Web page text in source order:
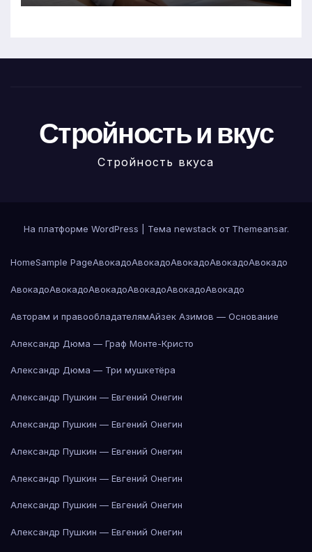
Стройность и вкус
Стройность вкуса
На платформе WordPress Тема newstack от Themeansar.
HomeSample PageАвокадоАвокадоАвокадоАвокадоАвокадо
АвокадоАвокадоАвокадоАвокадоАвокадоАвокадо
Авторам и правообладателямАйзек Азимов — Основание
Александр Дюма — Граф Монте-Кристо
Александр Дюма — Три мушкетёра
Александр Пушкин — Евгений Онегин
Александр Пушкин — Евгений Онегин
Александр Пушкин — Евгений Онегин
Александр Пушкин — Евгений Онегин
Александр Пушкин — Евгений Онегин
Александр Пушкин — Евгений Онегин